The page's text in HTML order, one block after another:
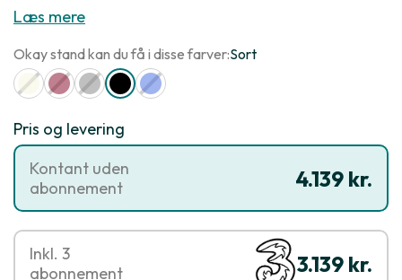
Læs mere
Okay stand kan du få i disse farver:Sort
Pris og levering
4.139 kr.
Kontant uden
abonnement
3.139 kr.
Inkl. 3
abonnement